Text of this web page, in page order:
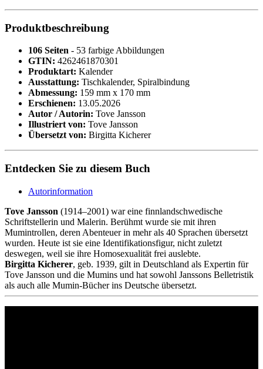
Produktbeschreibung
106 Seiten - 53 farbige Abbildungen
GTIN: 4262461870301
Produktart: Kalender
Ausstattung: Tischkalender, Spiralbindung
Abmessung: 159 mm x 170 mm
Erschienen: 13.05.2026
Autor / Autorin: Tove Jansson
Illustriert von: Tove Jansson
Übersetzt von: Birgitta Kicherer
Entdecken Sie zu diesem Buch
Autorinformation
Tove Jansson (1914–2001) war eine finnlandschwedische
Schriftstellerin und Malerin. Berühmt wurde sie mit ihren
Mumintrollen, deren Abenteuer in mehr als 40 Sprachen übersetzt
wurden. Heute ist sie eine Identifikationsfigur, nicht zuletzt
deswegen, weil sie ihre Homosexualität frei auslebte.
Birgitta Kicherer, geb. 1939, gilt in Deutschland als Expertin für
Tove Jansson und die Mumins und hat sowohl Janssons Belletristik
als auch alle Mumin-Bücher ins Deutsche übersetzt.